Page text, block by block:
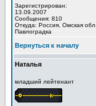
Зарегистрирован:
13.09.2007
Сообщения: 810
Откуда: Роcсия, Омская обл.
Павлоградка
Вернуться к началу
Наталья
младший лейтенант